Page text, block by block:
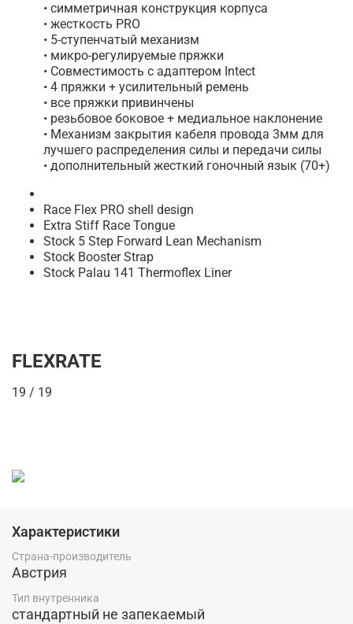
• симметричная конструкция корпуса
• жесткость PRO
• 5-ступенчатый механизм
• микро-регулируемые пряжки
• Совместимость с адаптером Intect
• 4 пряжки + усилительный ремень
• все пряжки привинчены
• резьбовое боковое + медиальное наклонение
• Механизм закрытия кабеля провода 3мм для
лучшего распределения силы и передачи силы
• дополнительный жесткий гоночный язык (70+)
Race Flex PRO shell design
Extra Stiff Race Tongue
Stock 5 Step Forward Lean Mechanism
Stock Booster Strap
Stock Palau 141 Thermoflex Liner
FLEXRATE
19 / 19
Характеристики
Страна-производитель
Австрия
Тип внутренника
стандартный не запекаемый